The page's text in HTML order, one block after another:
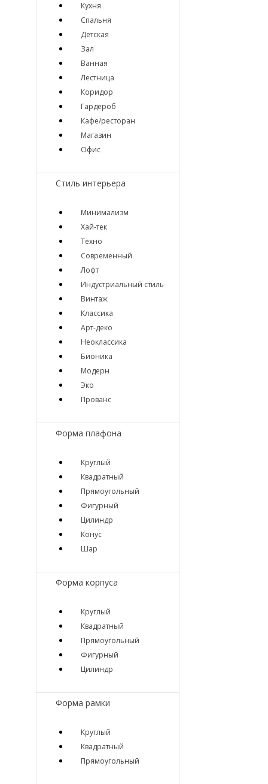
Кухня
Спальня
Детская
Зал
Ванная
Лестница
Коридор
Гардероб
Кафе/ресторан
Магазин
Офис
Стиль интерьера
Минимализм
Хай-тек
Техно
Современный
Лофт
Индустриальный стиль
Винтаж
Классика
Арт-деко
Неоклассика
Бионика
Модерн
Эко
Прованс
Форма плафона
Круглый
Квадратный
Прямоугольный
Фигурный
Цилиндр
Конус
Шар
Форма корпуса
Круглый
Квадратный
Прямоугольный
Фигурный
Цилиндр
Форма рамки
Круглый
Квадратный
Прямоугольный